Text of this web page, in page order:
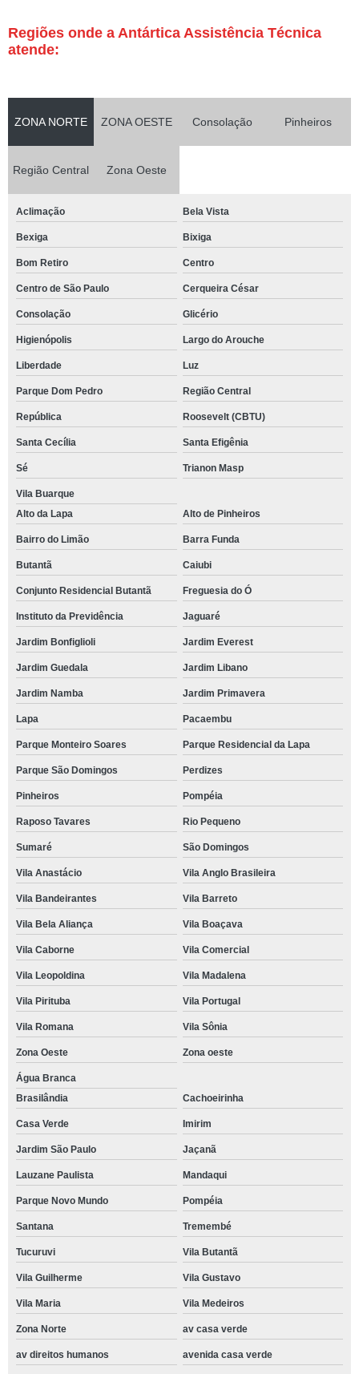
Regiões onde a Antártica Assistência Técnica
atende:
ZONA NORTE ZONA OESTE Consolação Pinheiros
Região Central Zona Oeste
Aclimação Bela Vista
Bexiga Bixiga
Bom Retiro Centro
Centro de São Paulo Cerqueira César
Consolação Glicério
Higienópolis Largo do Arouche
Liberdade Luz
Parque Dom Pedro Região Central
República Roosevelt (CBTU)
Santa Cecília Santa Efigênia
Sé Trianon Masp
Vila Buarque
Alto da Lapa
Alto de Pinheiros
Bairro do Limão Barra Funda
Butantã Caiubi
Conjunto Residencial Butantã Freguesia do Ó
Instituto da Previdência Jaguaré
Jardim Bonfiglioli Jardim Everest
Jardim Guedala Jardim Libano
Jardim Namba Jardim Primavera
Lapa Pacaembu
Parque Monteiro Soares Parque Residencial da Lapa
Parque São Domingos Perdizes
Pinheiros Pompéia
Raposo Tavares Rio Pequeno
Sumaré São Domingos
Vila Anastácio Vila Anglo Brasileira
Vila Bandeirantes Vila Barreto
Vila Bela Aliança Vila Boaçava
Vila Caborne Vila Comercial
Vila Leopoldina Vila Madalena
Vila Pirituba Vila Portugal
Vila Romana Vila Sônia
Zona Oeste Zona oeste
Água Branca
Brasilândia
Cachoeirinha
Casa Verde Imirim
Jardim São Paulo Jaçanã
Lauzane Paulista Mandaqui
Parque Novo Mundo Pompéia
Santana Tremembé
Tucuruvi Vila Butantã
Vila Guilherme Vila Gustavo
Vila Maria Vila Medeiros
Zona Norte av casa verde
av direitos humanos avenida casa verde